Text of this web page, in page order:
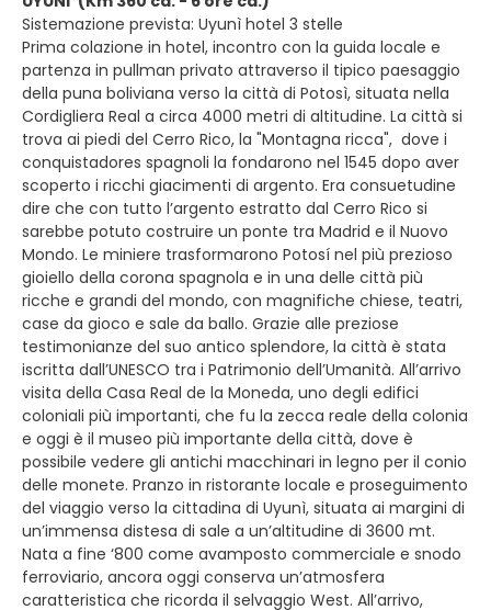
Sistemazione prevista: Uyunì hotel 3 stelle
Prima colazione in hotel, incontro con la guida locale e
partenza in pullman privato attraverso il tipico paesaggio
della puna boliviana verso la città di Potosì, situata nella
Cordigliera Real a circa 4000 metri di altitudine. La città si
trova ai piedi del Cerro Rico, la "Montagna ricca", dove i
conquistadores spagnoli la fondarono nel 1545 dopo aver
scoperto i ricchi giacimenti di argento. Era consuetudine
dire che con tutto l’argento estratto dal Cerro Rico si
sarebbe potuto costruire un ponte tra Madrid e il Nuovo
Mondo. Le miniere trasformarono Potosí nel più prezioso
gioiello della corona spagnola e in una delle città più
ricche e grandi del mondo, con magnifiche chiese, teatri,
case da gioco e sale da ballo. Grazie alle preziose
testimonianze del suo antico splendore, la città è stata
iscritta dall’UNESCO tra i Patrimonio dell’Umanità. All’arrivo
visita della Casa Real de la Moneda, uno degli edifici
coloniali più importanti, che fu la zecca reale della colonia
e oggi è il museo più importante della città, dove è
possibile vedere gli antichi macchinari in legno per il conio
delle monete. Pranzo in ristorante locale e proseguimento
del viaggio verso la cittadina di Uyunì, situata ai margini di
un’immensa distesa di sale a un’altitudine di 3600 mt.
Nata a fine ‘800 come avamposto commerciale e snodo
ferroviario, ancora oggi conserva un’atmosfera
caratteristica che ricorda il selvaggio West. All’arrivo,